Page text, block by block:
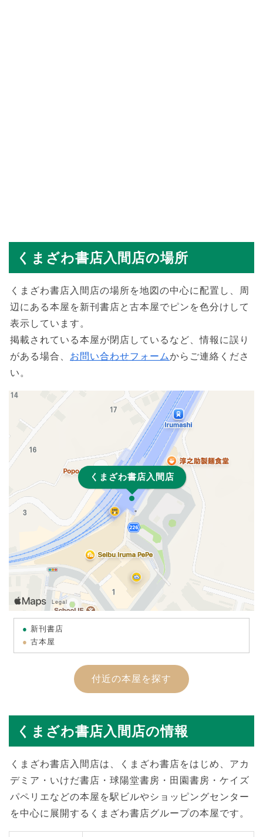
くまざわ書店入間店の場所
くまざわ書店入間店の場所を地図の中心に配置し、周
辺にある本屋を新刊書店と古本屋でピンを色分けして
表示しています。
掲載されている本屋が閉店しているなど、情報に誤り
がある場合、 お問い合わせフォームからご連絡くださ
い。
くまざわ書店入間店
新刊書店
古本屋
付近の本屋を探す
くまざわ書店入間店の情報
くまざわ書店入間店は、くまざわ書店をはじめ、アカ
デミア・いけだ書店・球陽堂書房・田園書房・ケイズ
パペリエなどの本屋を駅ビルやショッピングセンター
を中心に展開するくまざわ書店グループの本屋です。